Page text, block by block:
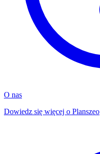
O nas
Dowiedz się więcej o Planszeo